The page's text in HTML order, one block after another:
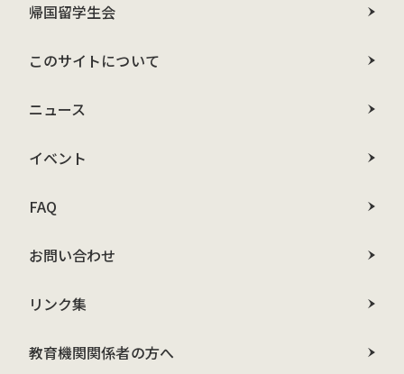
帰国留学生会
このサイトについて
ニュース
イベント
FAQ
お問い合わせ
リンク集
教育機関関係者の方へ